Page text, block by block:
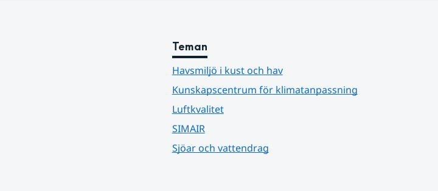
Teman
Havsmiljö i kust och hav
Kunskapscentrum för klimatanpassning
Luftkvalitet
SIMAIR
Sjöar och vattendrag